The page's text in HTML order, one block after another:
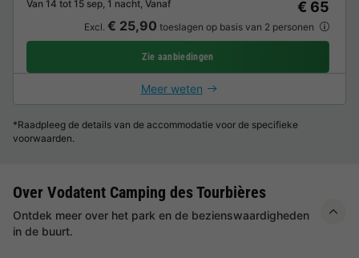
Van 14 tot 15 sep, 1 nacht, Vanaf
€ 65
Excl. € 25,90 toeslagen op basis van 2 personen
Zie aanbiedingen
Meer weten
*Raadpleeg de details van de accommodatie voor de specifieke
voorwaarden.
Over Vodatent Camping des Tourbières
Ontdek meer over het park en de bezienswaardigheden
in de buurt.